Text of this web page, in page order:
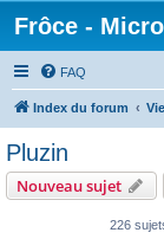
Frôce -
FAQ
Index du forum
Pluzin
Nouveau sujet
226